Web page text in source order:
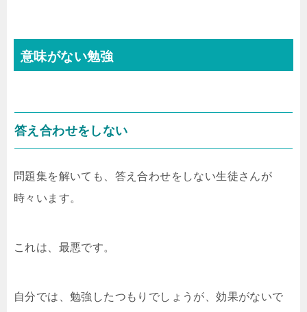
意味がない勉強
答え合わせをしない
問題集を解いても、答え合わせをしない生徒さんが
時々います。
これは、最悪です。
自分では、勉強したつもりでしょうが、効果がないで